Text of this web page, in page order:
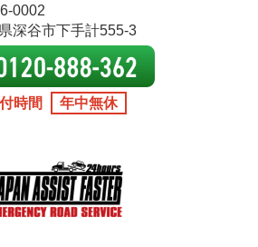
0002
深谷市下手計555-3
時間 年中無休